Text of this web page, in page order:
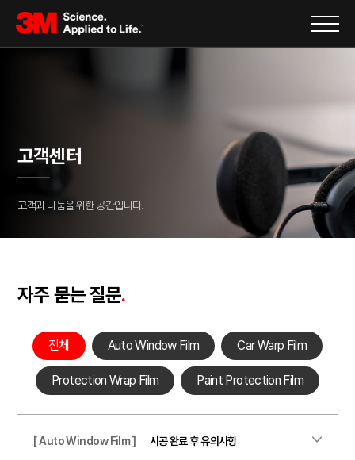
고객센터
고객과 나눔을 위한 공간입니다.
자주 묻는 질문.
전체 Auto Window Film Car Warp Film
Protection Wrap Film Paint Protection Film
[ Auto Window Film ] 시공 완료 후 유의사항